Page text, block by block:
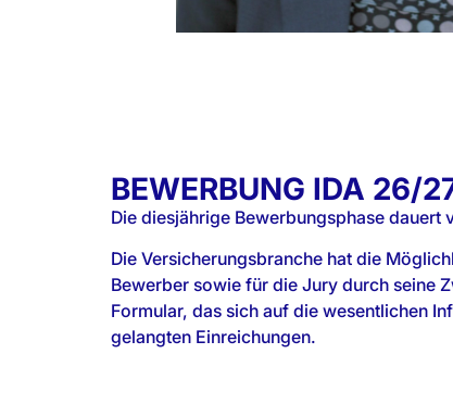
BEWERBUNG IDA 26/
Die diesjährige Bewerbungsphase
Die Versicherungsbranche hat die
Bewerber sowie für die Jury durch seine
Formular, das sich auf die wesentlichen
gelangten Einreichungen.